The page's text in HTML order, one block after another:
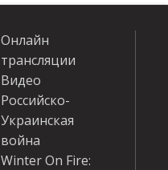
Онлайн
трансляции
Видео
Российско-
Украинская
война
Winter On Fire: